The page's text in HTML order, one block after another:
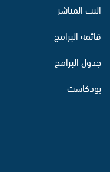
البث المباشر
قائمة البرامج
جدول البرامج
بودكاست